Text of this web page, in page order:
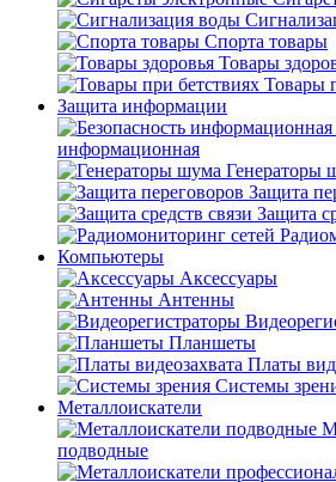
Спорта товары
Товары
Товары
Защита информации
информационная
Генераторы
Защита
Защита
Компьютеры
Аксессуары
Антенны
Планшеты
Платы
Системы
Металлоискатели
подводные